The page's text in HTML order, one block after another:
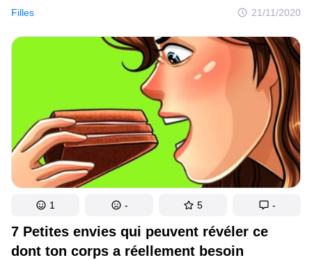
Filles 21/11/2020
être mal perçu, il peut aussi être le signe d’une maladie sous-
7 Petites envies qui peuvent révéler ce
dont ton corps a réellement besoin
1 - 5 -